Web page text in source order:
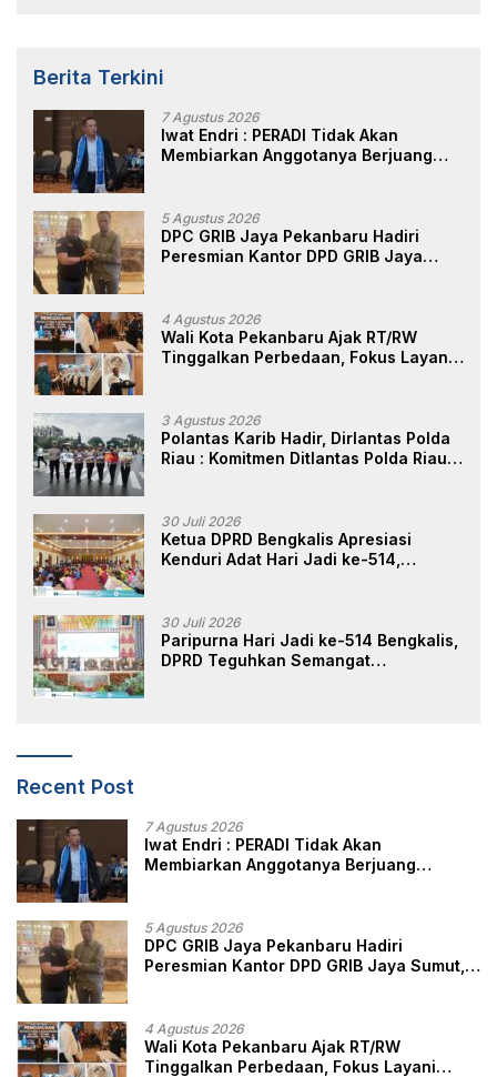
Berita Terkini
7 Agustus 2026
Iwat Endri : PERADI Tidak Akan
Membiarkan Anggotanya Berjuang
5 Agustus 2026
DPC GRIB Jaya Pekanbaru Hadiri
Peresmian Kantor DPD GRIB Jaya
4 Agustus 2026
Wali Kota Pekanbaru Ajak RT/RW
Tinggalkan Perbedaan, Fokus Layani
3 Agustus 2026
Polantas Karib Hadir, Dirlantas Polda
Riau : Komitmen Ditlantas Polda Riau
Masyarakat
30 Juli 2026
Ketua DPRD Bengkalis Apresiasi
Kenduri Adat Hari Jadi ke-514,
30 Juli 2026
Paripurna Hari Jadi ke-514 Bengkalis,
DPRD Teguhkan Semangat
Recent Post
7 Agustus 2026
Iwat Endri : PERADI Tidak Akan
Membiarkan Anggotanya Berjuang
5 Agustus 2026
DPC GRIB Jaya Pekanbaru Hadiri
Peresmian Kantor DPD GRIB Jaya Sumut,
4 Agustus 2026
Wali Kota Pekanbaru Ajak RT/RW
Tinggalkan Perbedaan, Fokus Layani